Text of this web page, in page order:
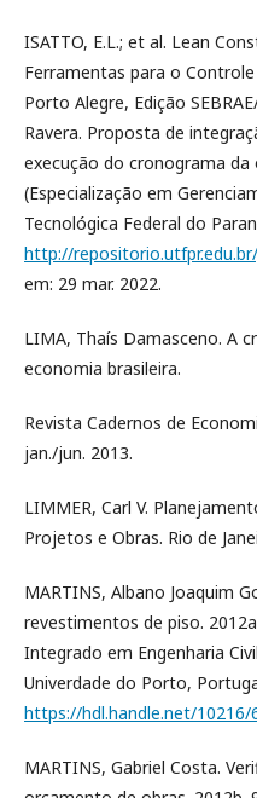
ISATTO, E.L.; et al. Lean
Ferramentas para o
Porto Alegre, Edição
Ravera. Proposta de
execução do cronograma da
(Especialização em
Tecnológica Federal do
http://
em: 29 mar. 2022.
LIMA, Thaís Damasceno. A
economia brasileira.
Revista Cadernos de
jan./jun. 2013.
LIMMER, Carl V.
Projetos e Obras. Rio de
MARTINS, Albano Joaquim
revestimentos de piso.
Integrado em Engenharia
Univerdade do Porto,
https://hdl.handle.net/10216/
MARTINS, Gabriel Costa.